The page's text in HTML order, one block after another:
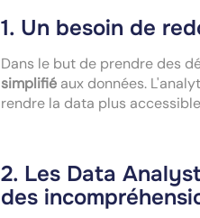
1. Un besoin de
Dans le but de prendre des
simplifié aux données.
rendre la data plus
2. Les Data
des